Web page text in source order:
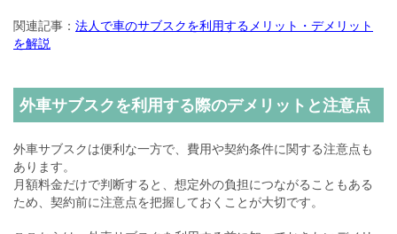
関連記事： 法人で車のサブスクを利用するメリット・デメリット
を解説
外車サブスクを利用する際のデメリットと注意点
外車サブスクは便利な一方で、費用や契約条件に関する注意点も
あります。
月額料金だけで判断すると、想定外の負担につながることもある
ため、契約前に注意点を把握しておくことが大切です。